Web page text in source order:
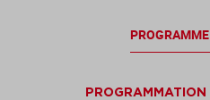
PROGRAMMATION